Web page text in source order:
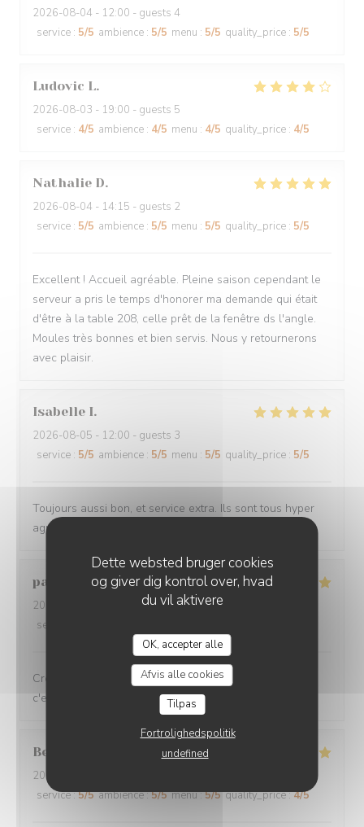
Dette websted bruger cookies
og giver dig kontrol over, hvad
du vil aktivere
OK, accepter alle
Afvis alle cookies
Tilpas
Fortrolighedspolitik
undefined
2026-08-04 - 12:00 - guests 4
service : 5/5 ambience : 5/5 menu : 5/5 quality_price : 5/5
Ludovic L
2026-08-03 - 19:00 - guests 5
service : 4/5 ambience : 4/5 menu : 4/5 quality_price : 4/5
Nathalie D
2026-08-04 - 14:15 - guests 2
service : 5/5 ambience : 5/5 menu : 5/5 quality_price : 5/5
Excellent ! Accueil agréable. Pleine saison cependant le
serveur a pris le temps d'honorer ma demande qui était
d'être à la table 208, celle prêt de la fenêtre ds l'angle.
Moules très bonnes et bien servis. Nous y retournerons
avec plaisir.
Isabelle I
2026-08-05 - 12:00 - guests 3
service : 5/5 ambience : 5/5 menu : 5/5 quality_price : 5/5
Toujours aussi bon, et service extra. Ils sont tous hyper
agréables
pascal
2026-08-03
- 12:00 - guests 4
service
Crevettes chorizo....un régal servient avec le sourire...
c'est super !
Bernadette
2026-08-05
service:5/5 ambience:5/5 menu:5/5 quality_price:4/5